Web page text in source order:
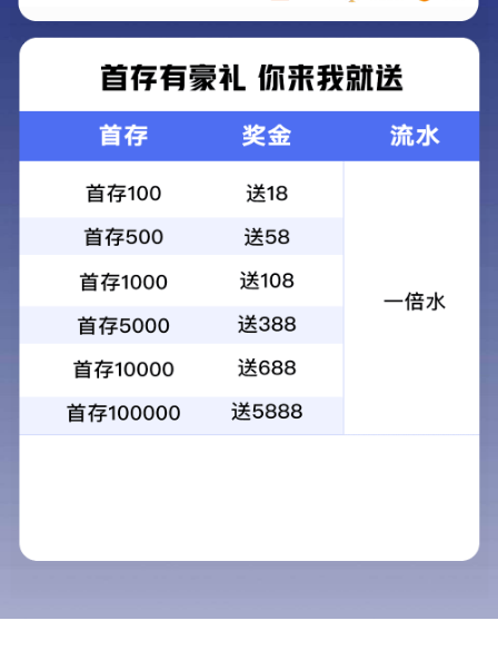
来越多的人对成为一名蛋糕师充满了兴趣和激情。蛋糕师不仅
能够创作出美味的糕点，还能通过精致的装饰技术让甜品成为
艺术品。如果你也梦想成为一名蛋糕师，那么参加专业的蛋糕
个问题，以确保你能获得学习体验和技能提升。
    